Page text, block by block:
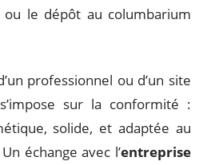
ou le dépôt au columbarium
professionnel ou d’un site
sur la conformité :
solide, et adaptée au
échange avec l’entreprise